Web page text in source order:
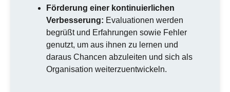
Förderung einer kontinuierlichen
Verbesserung: Evaluationen werden
begrüßt und Erfahrungen sowie Fehler
genutzt, um aus ihnen zu lernen und
daraus Chancen abzuleiten und sich als
Organisation weiterzuentwickeln.